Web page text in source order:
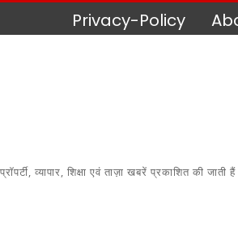
Privacy-Policy
व्यापार, शिक्षा एवं ताज़ा खबरें प्रकाशित की